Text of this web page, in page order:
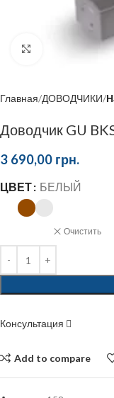
Click to enlarge
Главная ДОВОДЧИКИ
Доводчик GU
3 690,00 грн.
ЦВЕТ БЕЛЫЙ
Очистить
Консультация
Add to compare